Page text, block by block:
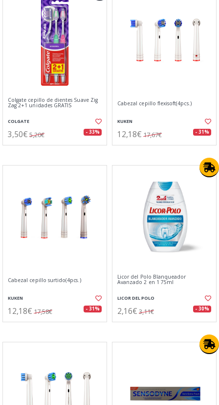
Colgate cepillo de dientes Suave Zig
Zag 2+1 unidades GRATIS
COLGATE
3,50€ 5,20€ - 33%
Cabezal cepillo flexisoft(4pcs.)
KUKEN
12,18€ 17,67€ - 31%
Cabezal cepillo surtido(4pcs.)
KUKEN
12,18€ 17,58€ - 31%
Licor del Polo Blanqueador
Avanzado 2 en 1 75ml
LICOR DEL POLO
2,16€ 3,11€ - 30%